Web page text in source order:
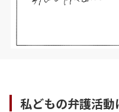
私どもの弁護活